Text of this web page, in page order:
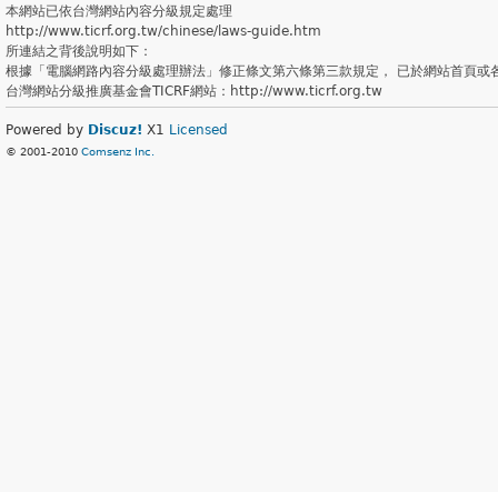
本網站已依台灣網站內容分級規定處理
http://www.ticrf.org.tw/chinese/laws-guide.htm
所連結之背後說明如下：
根據「電腦網路內容分級處理辦法」修正條文第六條第三款規定， 已於網站首頁
台灣網站分級推廣基金會TICRF網站：http://www.ticrf.org.tw
Powered by Discuz! X1 Licensed
© 2001-2010 Comsenz Inc.